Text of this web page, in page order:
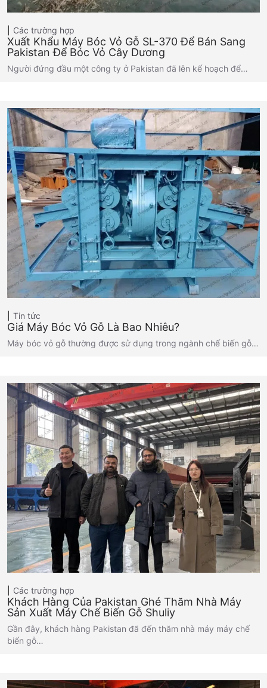
Các trường hợp
Xuất Khẩu Máy Bóc Vỏ Gỗ SL-370 Để Bán Sang
Pakistan Để Bóc Vỏ Cây Dương
Người đứng đầu một công ty ở Pakistan đã lên kế hoạch để…
Tin tức
Giá Máy Bóc Vỏ Gỗ Là Bao Nhiêu?
Máy bóc vỏ gỗ thường được sử dụng trong ngành chế biến gỗ…
Các trường hợp
Khách Hàng Của Pakistan Ghé Thăm Nhà Máy
Sản Xuất Máy Chế Biến Gỗ Shuliy
Gần đây, khách hàng Pakistan đã đến thăm nhà máy máy chế
biến gỗ…